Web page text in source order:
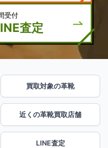
受付
査定
買取対象の革靴
近くの革靴買取店舗
LINE査定